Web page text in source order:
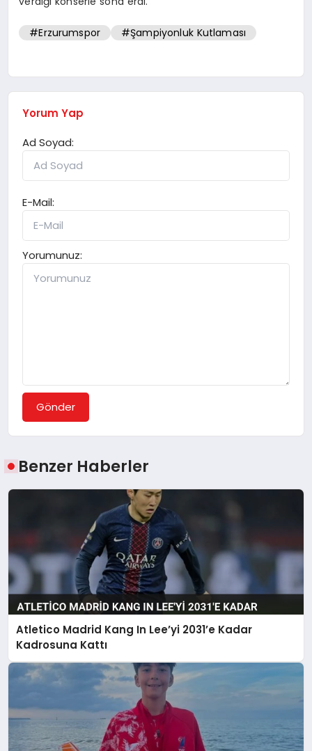
#Erzurumspor #Şampiyonluk Kutlaması
Yorum Yap
Ad Soyad:
E-Mail:
Yorumunuz:
Gönder
Benzer Haberler
Atletico Madrid Kang In Lee’yi 2031’e Kadar
Kadrosuna Kattı